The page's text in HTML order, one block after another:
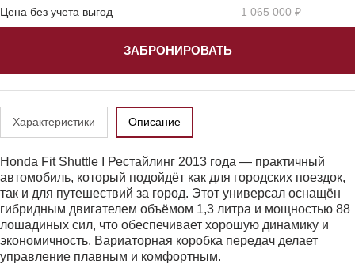
Цена без учета выгод 1 065 000 ₽
ЗАБРОНИРОВАТЬ
Характеристики Описание
Honda Fit Shuttle I Рестайлинг 2013 года — практичный
автомобиль, который подойдёт как для городских поездок,
так и для путешествий за город. Этот универсал оснащён
гибридным двигателем объёмом 1,3 литра и мощностью 88
лошадиных сил, что обеспечивает хорошую динамику и
экономичность. Вариаторная коробка передач делает
управление плавным и комфортным.